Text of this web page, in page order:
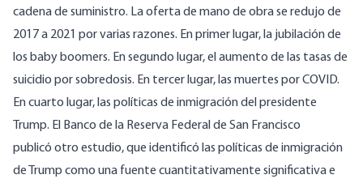
cadena de suministro. La oferta de mano de obra se redujo de
2017 a 2021 por varias razones. En primer lugar, la jubilación de
los baby boomers. En segundo lugar, el aumento de las tasas de
suicidio por sobredosis. En tercer lugar, las muertes por COVID.
En cuarto lugar, las políticas de inmigración del presidente
Trump. El Banco de la Reserva Federal de San Francisco
publicó otro estudio, que identificó las políticas de inmigración
de Trump como una fuente cuantitativamente significativa e